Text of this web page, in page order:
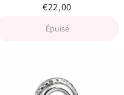
€22,00
Épuisé